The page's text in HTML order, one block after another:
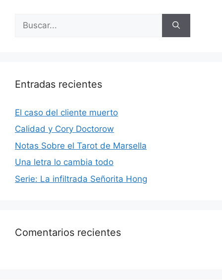
Entradas recientes
El caso del cliente muerto
Calidad y Cory Doctorow
Notas Sobre el Tarot de Marsella
Una letra lo cambia todo
Serie: La infiltrada Señorita Hong
Comentarios recientes